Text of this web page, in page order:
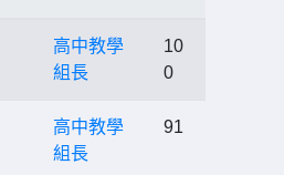
高中教學
組長
10
0
高中教學
組長
91